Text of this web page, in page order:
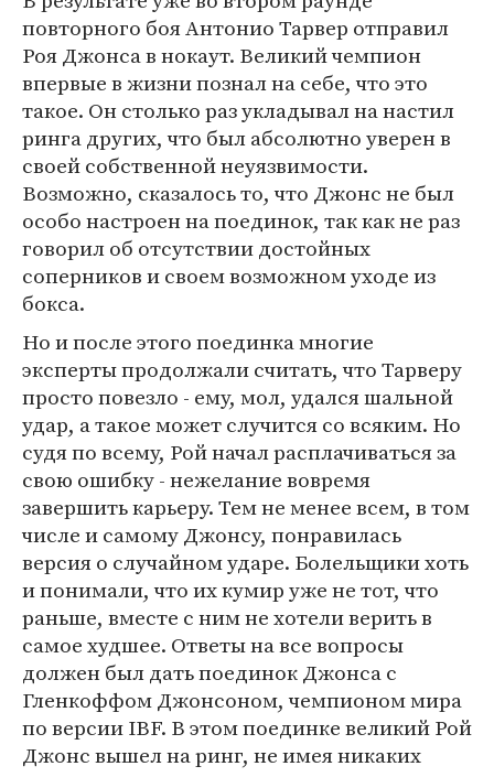
повторного боя Антонио Тарвер отправил
Роя Джонса в нокаут. Великий чемпион
впервые в жизни познал на себе, что это
такое. Он столько раз укладывал на настил
ринга других, что был абсолютно уверен в
своей собственной неуязвимости.
Возможно, сказалось то, что Джонс не был
особо настроен на поединок, так как не раз
говорил об отсутствии достойных
соперников и своем возможном уходе из
бокса.
Но и после этого поединка многие
эксперты продолжали считать, что Тарверу
просто повезло - ему, мол, удался шальной
удар, а такое может случится со всяким. Но
судя по всему, Рой начал расплачиваться за
свою ошибку - нежелание вовремя
завершить карьеру. Тем не менее всем, в том
числе и самому Джонсу, понравилась
версия о случайном ударе. Болельщики хоть
и понимали, что их кумир уже не тот, что
раньше, вместе с ним не хотели верить в
самое худшее. Ответы на все вопросы
должен был дать поединок Джонса с
Гленкоффом Джонсоном, чемпионом мира
по версии IBF. В этом поединке великий Рой
Джонс вышел на ринг, не имея никаких